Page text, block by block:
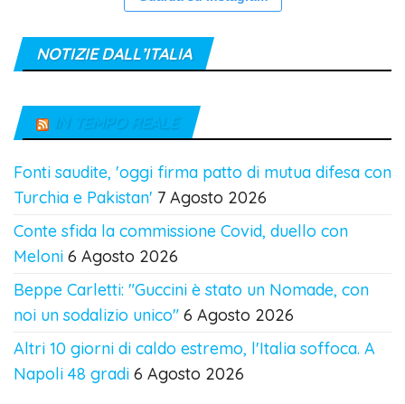
NOTIZIE DALL’ITALIA
IN TEMPO REALE
Fonti saudite, 'oggi firma patto di mutua difesa con
Turchia e Pakistan' 7 Agosto 2026
Conte sfida la commissione Covid, duello con
Meloni 6 Agosto 2026
Beppe Carletti: "Guccini è stato un Nomade, con
noi un sodalizio unico" 6 Agosto 2026
Altri 10 giorni di caldo estremo, l'Italia soffoca. A
Napoli 48 gradi 6 Agosto 2026